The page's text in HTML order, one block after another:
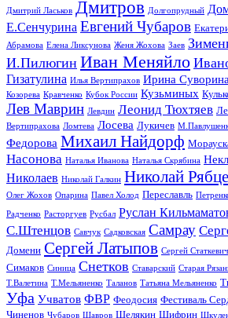
Дмитрий Ласьков Дмитров Долгопрудный
Е.Сенчурина Евгений Чубаров
Абрамова Елена Ликсунова Женя Жохова Заев
И.Пилюгин Иван Меняйло
Гизатулина Илья Вертипрахов Ирина Суворина
Козорева Кравченко Кубок России Кузьминых
Лев Маврин Левдин Леонид Тюхтяев
Вертипрахова Ломтева Лосева Лукичев
Федорова Михаил Найдорф
Насонова Наталья Иванова Наталья Скрябина
Николаев Николай Галкин Николай
Олег Жохов Опарина Павел Холод Переславль
Радченко Расторгуев Русбал Руслан
С.Штенцов Савчук Садковская Самрау
Домени Сергей Латыпов Сергей Статкевич
Симаков Синица Снетков Ставарский Старая
Т.Валетина Т.Мельяненко Таланов Татьяна Мельяненко
Уфа Учватов ФВР Феодосия Фестиваль
Чиненов Чубаров Шавров Шелякин Шифрин